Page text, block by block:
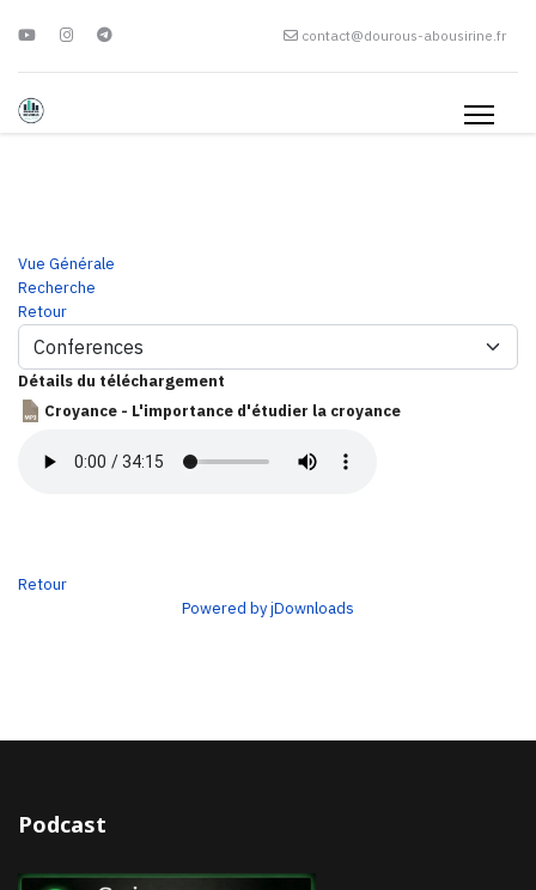
contact@dourous-abousirine.fr
Vue Générale
Recherche
Retour
Détails du téléchargement
Croyance - L'importance d'étudier la croyance
Retour
Powered by jDownloads
Podcast